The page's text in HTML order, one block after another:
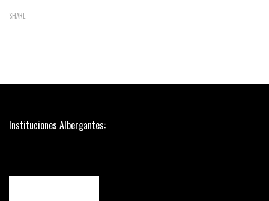
SHARE
Instituciones Albergantes: